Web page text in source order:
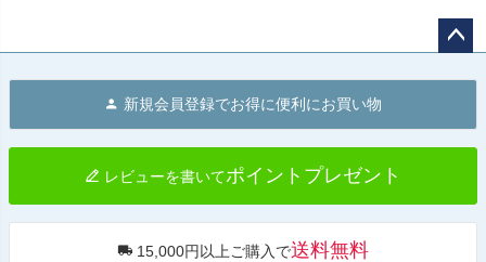
へ
新規会員登録でお得に便利にお買い物
レビューを書いてポイントプレゼント
15,000円以上ご購入で送料無料